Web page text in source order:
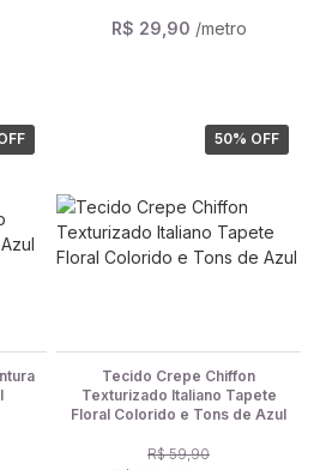
R$ 29,90 /metro
50% OFF
Tecido Crepe Chiffon
Texturizado Italiano Tapete
Floral Colorido e Tons de Azul
R$ 59,90